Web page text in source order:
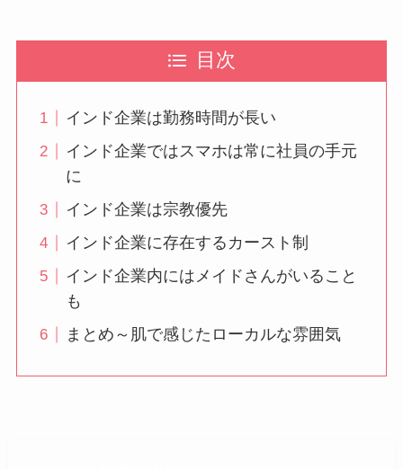
目次
インド企業は勤務時間が長い
インド企業ではスマホは常に社員の手元
に
インド企業は宗教優先
インド企業に存在するカースト制
インド企業内にはメイドさんがいること
も
まとめ～肌で感じたローカルな雰囲気